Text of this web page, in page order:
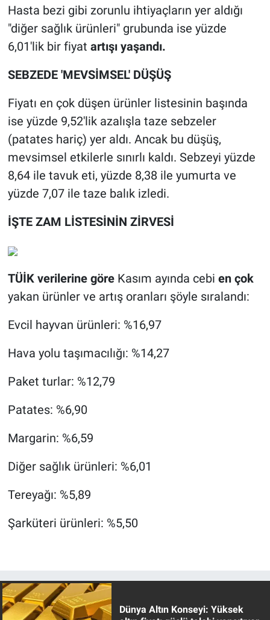
Hasta bezi gibi zorunlu ihtiyaçların yer aldığı
"diğer sağlık ürünleri" grubunda ise yüzde
6,01'lik bir fiyat artışı yaşandı.
SEBZEDE 'MEVSİMSEL' DÜŞÜŞ
Fiyatı en çok düşen ürünler listesinin başında
ise yüzde 9,52'lik azalışla taze sebzeler
(patates hariç) yer aldı. Ancak bu düşüş,
mevsimsel etkilerle sınırlı kaldı. Sebzeyi yüzde
8,64 ile tavuk eti, yüzde 8,38 ile yumurta ve
yüzde 7,07 ile taze balık izledi.
İŞTE ZAM LİSTESİNİN ZİRVESİ
TÜİK verilerine göreKasım ayında cebi en çok
yakan ürünler ve artış oranları şöyle sıralandı:
Evcil hayvan ürünleri: %16,97
Hava yolu taşımacılığı: %14,27
Paket turlar: %12,79
Patates: %6,90
Margarin: %6,59
Diğer sağlık ürünleri: %6,01
Tereyağı: %5,89
Şarküteri ürünleri: %5,50
Dünya Altın Konseyi: Yüksek